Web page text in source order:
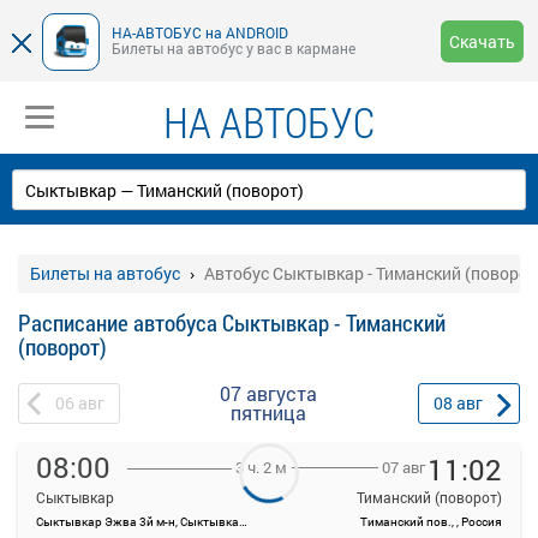
НА-АВТОБУС на ANDROID
Билеты на автобус у вас в кармане
Скачать
НА АВТОБУС
Билеты на автобус Автобус Сыктывкар - Тиманский
Расписание автобуса Сыктывкар - Тиманский
(поворот)
06 авг 07 августа
пятница 08 авг
08:00
Сыктывкар
Сыктывкар Эжва 3й м-н, Сыктывкар, Россия
3 ч. 2 м 07 авг 11:02
Тиманский (поворот)
Тиманский пов., , Россия
На данной странице вы можете ознакомиться с расписанием и